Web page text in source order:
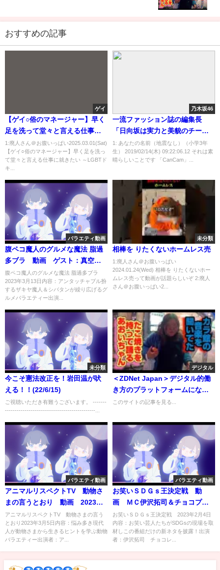
おすすめの記事
ゲイ
【ゲイ○俗のマネージャー】早く
足を洗って堂々と言える仕事に
就きたい ～LGBTドキュメンタ
リー012～
1:廃人さん＠お腹いっぱい2025.03.01(Sat)
【ゲイ○俗のマネージャー】早く足を洗っ
て堂々と言える仕事に就きたい ～LGBTド
キ...
乃木坂46
一流ファッション誌の編集長
「日向坂は実力と美貌のチーム
ワークで人を圧倒する史上最強
のアイドルグループ」
1: あなたの名前（地震なし）（小学3年
生） 2019/02/14(木) 09:22:06.12 それは素
晴らしいことです 「CanCam」...
バラエティ動画
腹ペコ魔人のグルメな魔法 脂過
多ブラ 動画 ゲスト：真空ジ
ェシカ 3月15日
腹ペコ魔人のグルメな魔法 脂過多ブラ
2023年3月13日内容：アンタッチャブル扮
するザキヤ魔人＆シバタンが繰り広げるグ
ルメバラエティー出演...
未分類
相棒を りたくないホームレス売
1:廃人さん＠お腹いっぱい
2024.01.24(Wed) 相棒を りたくないホー
ムレス売って動画が話題らしいぞ 2:廃人
さん＠お腹いっぱい2...
未分類
今こそ憲法改正を！岩田温が吠
える！！(22/6/15)
ご視聴いただき有難うございます。 -------
----------------------------------------------...
デジタル
＜ZDNet Japan＞デジタル的働
き方のプラットフォームになる
サービスナウ--AI展開を本格化
このサイトの記事を見る...
バラエティ動画
アニマルリスペクトTV 動物さ
まの言うとおり 動画 2023年3
月5日
アニマルリスペクトTV 動物さまの言う
とおり2023年3月5日内容：悩み多き現代
人が動物さまから生きるヒントを学ぶ動物
バラエティー出演者：ア...
バラエティ動画
お笑いＳＤＧｓ王決定戦 動
画 ＭＣ伊沢拓司＆チョコプ
ラ 2月4日
お笑いＳＤＧｓ王決定戦 2023年2月4日
内容：お笑い芸人たちがSDGsの現場を取
材しこの番組だけの新ネタを披露！出演
者：伊沢拓司 チョコレ...